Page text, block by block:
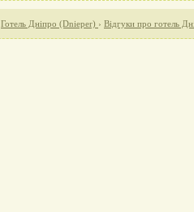
Готель Дніпро (Dnieper) › Відгуки про готель